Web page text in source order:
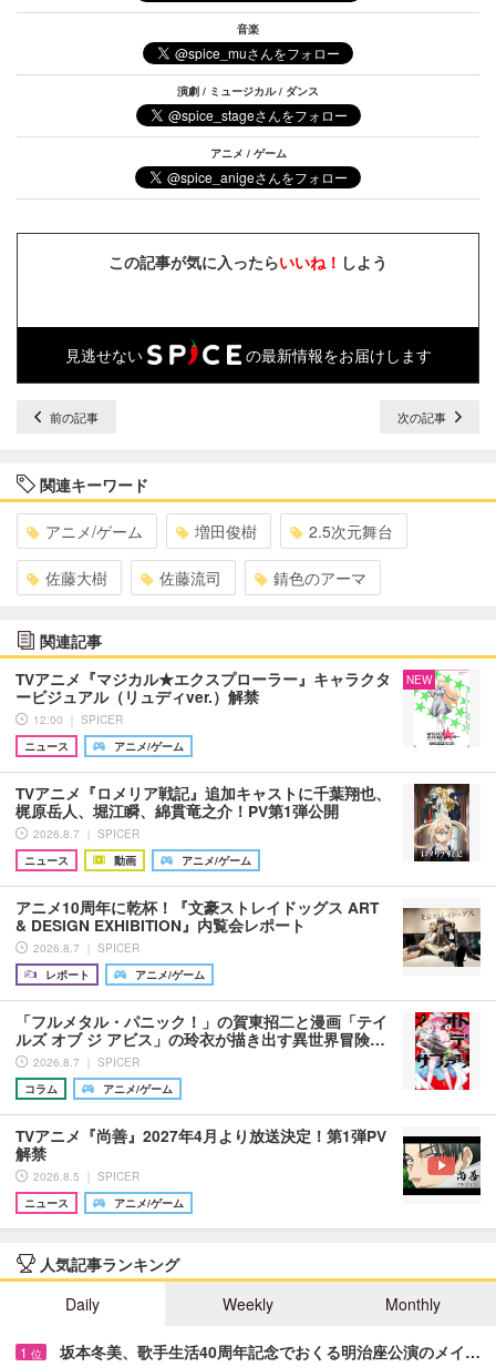
音楽
演劇 / ミュージカル / ダンス
アニメ / ゲーム
この記事が気に入ったらいいね！ しよう
見逃せない の最新情報をお届けします
前の記事 次の記事
関連キーワード
アニメ/ゲーム 増田俊樹 2.5次元舞台
佐藤大樹 佐藤流司 錆色のアーマ
関連記事
TVアニメ『マジカル★エクスプローラー』キャラクタ
ービジュアル（リュディver.）解禁
12:00 ｜ SPICER
ニュース
アニメ/ゲーム
NEW
TVアニメ『ロメリア戦記』追加キャストに千葉翔也、
梶原岳人、堀江瞬、綿貫竜之介！PV第1弾公開
2026.8.7 ｜ SPICER
ニュース
動画 アニメ/ゲーム
アニメ10周年に乾杯！『文豪ストレイドッグス ART
& DESIGN EXHIBITION』内覧会レポート
2026.8.7 ｜ SPICER
レポート
アニメ/ゲーム
「フルメタル・パニック！」の賀東招二と漫画「テイ
ルズ オブ ジ アビス」の玲衣が描き出す異世界冒険…
2026.8.7 ｜ SPICER
コラム
アニメ/ゲーム
TVアニメ『尚善』2027年4月より放送決定！第1弾PV
解禁
2026.8.5 ｜ SPICER
ニュース
アニメ/ゲーム
人気記事ランキング
Daily
Weekly Monthly
1 位 坂本冬美、歌手生活40周年記念でおくる明治座公演のメイ…